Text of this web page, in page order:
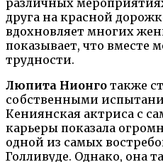
различных
друга на красной
вдохновляет многих
показывает, что вместе
трудности.
Люпита Нионго также
собственными
Кениянская актриса с
карьеры показала
одной из самых
Голливуде. Однако, она